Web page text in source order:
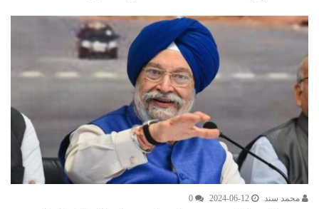
محمد سند 2024-06-12
0